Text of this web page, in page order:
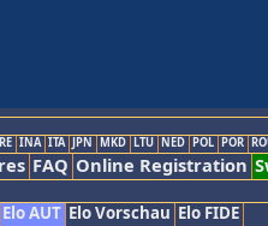
INA ITA JPN MKD LTU NED POL POR
FAQ Online Registration
Elo AUT Elo Vorschau Elo FIDE